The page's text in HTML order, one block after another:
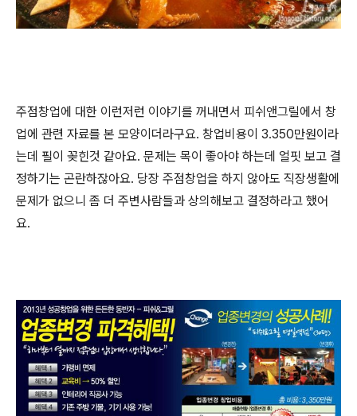
주점창업에 대한 이런저런 이야기를 꺼내면서 피쉬앤그릴에서 창
업에 관련 자료를 본 모양이더라구요. 창업비용이 3.350만원이라
는데 필이 꽂힌것 같아요. 문제는 목이 좋아야 하는데 얼핏 보고 결
정하기는 곤란하잖아요. 당장 주점창업을 하지 않아도 직장생활에
문제가 없으니 좀 더 주변사람들과 상의해보고 결정하라고 했어
요.